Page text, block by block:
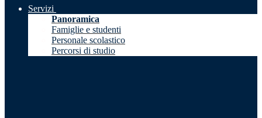
Servizi
Panoramica
Famiglie e studenti
Personale scolastico
Percorsi di studio